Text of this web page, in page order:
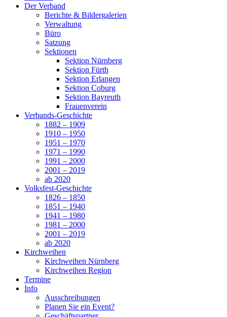
Der Verband
Berichte & Bildergalerien
Verwaltung
Büro
Satzung
Sektionen
Sektion Nürnberg
Sektion Fürth
Sektion Erlangen
Sektion Coburg
Sektion Bayreuth
Frauenverein
Verbands-Geschichte
1882 – 1909
1910 – 1950
1951 – 1970
1971 – 1990
1991 – 2000
2001 – 2019
ab 2020
Volksfest-Geschichte
1826 – 1850
1851 – 1940
1941 – 1980
1981 – 2000
2001 – 2019
ab 2020
Kirchweihen
Kirchweihen Nürnberg
Kirchweihen Region
Termine
Info
Ausschreibungen
Planen Sie ein Event?